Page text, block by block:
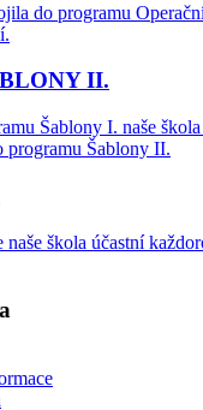
do programu
II.
Šablony I. naše
programu Šablony II.
naše škola účastní